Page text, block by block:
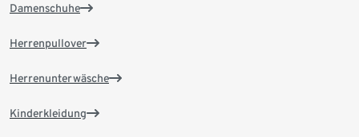
Damenschuhe
Herrenpullover
Herrenunterwäsche
Kinderkleidung